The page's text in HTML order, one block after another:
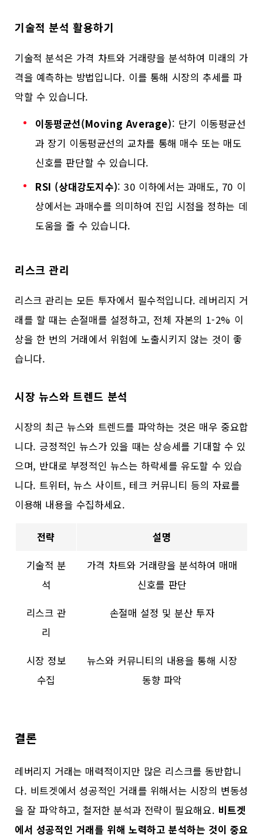
기술적 분석 활용하기
기술적 분석은 가격 차트와 거래량을 분석하여 미래의 가
격을 예측하는 방법입니다. 이를 통해 시장의 추세를 파
악할 수 있습니다.
이동평균선(Moving Average): 단기 이동평균선
과 장기 이동평균선의 교차를 통해 매수 또는 매도
신호를 판단할 수 있습니다.
RSI (상대강도지수): 30 이하에서는 과매도, 70 이
상에서는 과매수를 의미하여 진입 시점을 정하는 데
도움을 줄 수 있습니다.
리스크 관리
리스크 관리는 모든 투자에서 필수적입니다. 레버리지 거
래를 할 때는 손절매를 설정하고, 전체 자본의 1-2% 이
상을 한 번의 거래에서 위험에 노출시키지 않는 것이 좋
습니다.
시장 뉴스와 트렌드 분석
시장의 최근 뉴스와 트렌드를 파악하는 것은 매우 중요합
니다. 긍정적인 뉴스가 있을 때는 상승세를 기대할 수 있
으며, 반대로 부정적인 뉴스는 하락세를 유도할 수 있습
니다. 트위터, 뉴스 사이트, 테크 커뮤니티 등의 자료를
이용해 내용을 수집하세요.
전략
설명
기술적 분
석
가격 차트와 거래량을 분석하여 매매
신호를 판단
리스크 관
리
손절매 설정 및 분산 투자
시장 정보
수집
뉴스와 커뮤니티의 내용을 통해 시장
동향 파악
결론
레버리지 거래는 매력적이지만 많은 리스크를 동반합니
다. 비트겟에서 성공적인 거래를 위해서는 시장의 변동성
을 잘 파악하고, 철저한 분석과 전략이 필요해요. 비트겟
에서 성공적인 거래를 위해 노력하고 분석하는 것이 중요